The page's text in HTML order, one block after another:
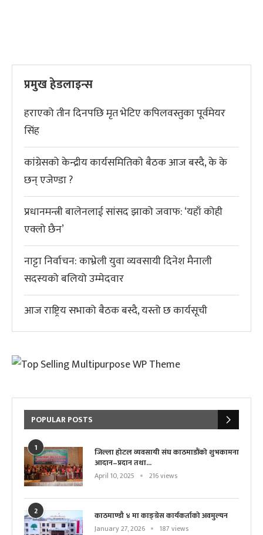
प्रमुख हेडलाइन्स
हराएको तीन दिनपछि मृत भेटिए कपिलवस्तुका पूर्वमेयर
सिंह
कांग्रेसको केन्द्रीय कार्यसमितिको बैठक आज बस्दै, के के
छन् एजेण्डा ?
प्रधानमन्त्री बालेनलाई सांसद झाको जवाफ: ‘यहाँ कोही
एक्लो छैन’
नाट्टा निर्वाचन: काभ्रेली युवा व्यवसायी दिनेश मैनाली
सदस्यको बलियो उम्मेदवार
आज राष्ट्रिय सभाको बैठक बस्दै, यस्तो छ कार्यसूची
POPULAR POSTS
1
जिल्ला होटल व्यवसायी संघ काठमाडौंको शुभकामना
आदान–प्रदान तथा...
April 10, 2025 216 views
2 काठमाण्डौ ४ मा काङ्ग्रेस कार्यकर्ताको अवमुल्यन
January 27, 2026 187 views